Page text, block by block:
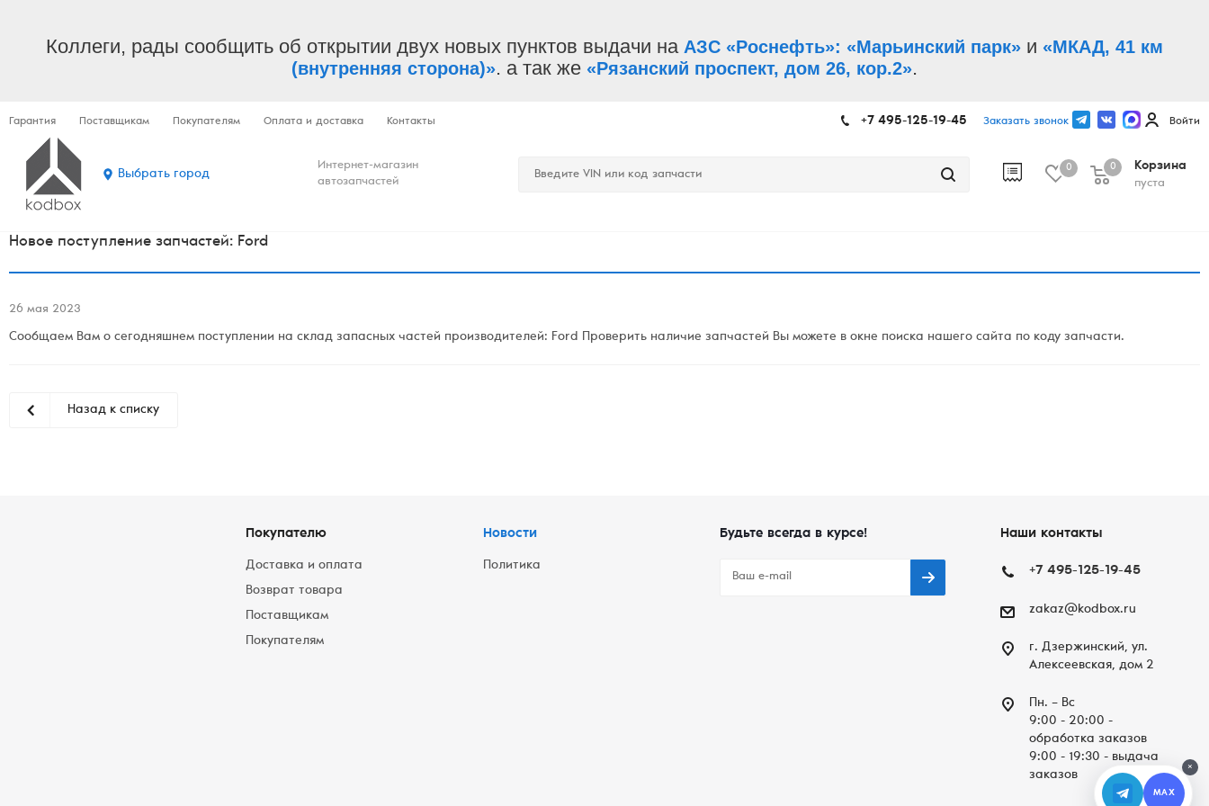
Коллеги, рады сообщить об открытии двух новых пунктов выдачи на АЗС «Роснефть»: «Марьинский парк» и «МКАД, 41 км
(внутренняя сторона)». а так же «Рязанский проспект, дом 26, кор.2».
Гарантия Поставщикам Покупателям Оплата и доставка Контакты +7 495-125-19-45 Заказать звонок Войти
Выбрать город
Интернет-магазин
автозапчастей
0
Корзина
пуста
0
Новое поступление запчастей: Ford
26 мая 2023
Сообщаем Вам о сегодняшнем поступлении на склад запасных частей производителей: Ford Проверить наличие запчастей Вы можете в окне поиска нашего сайта по коду запчасти.
Назад к списку
Покупателю
Доставка и оплата
Возврат товара
Поставщикам
Покупателям
Новости
Политика
Будьте всегда в курсе! Наши контакты
+7 495-125-19-45
zakaz@kodbox.ru
г. Дзержинский, ул.
Алексеевская, дом 2
Пн. – Вc
9:00 - 20:00 -
обработка заказов
9:00 - 19:30 - выдача
заказов
×
MAX